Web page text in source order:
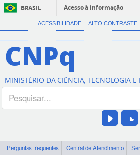
BRASIL
Acesso à informação
ACESSIBILIDADE ALTO CONTRASTE
CNPq
MINISTÉRIO DA CIÊNCIA, TECNOLOGIA E
Perguntas frequentes Central de Atendimento